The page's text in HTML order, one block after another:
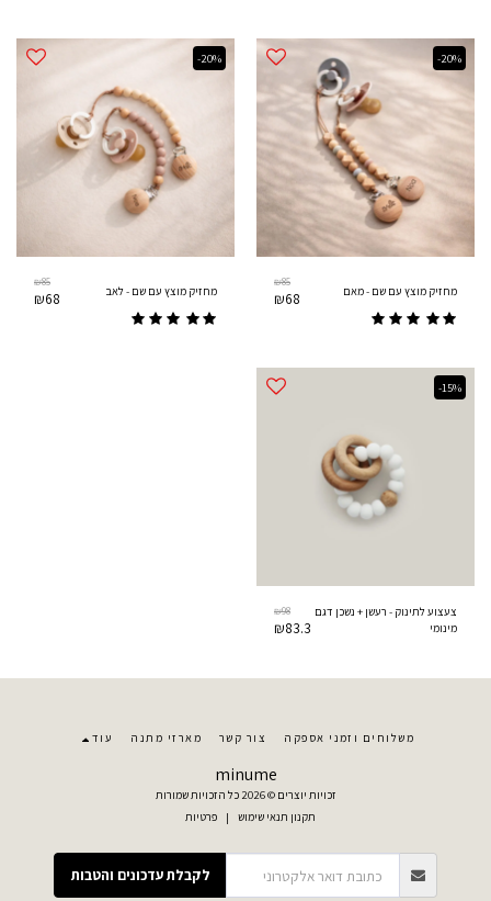
-20%
מחזיק מוצץ עם שם - מאם
₪85
₪68
-20%
מחזיק מוצץ עם שם - לאב
₪85
₪68
-15%
צעצוע לתינוק - רעשן + נשכן דגם
מינומי
₪98
₪83.3
minume
זכויות יוצרים © 2026 כל הזכויות שמורות
תקנון תנאי שימוש |פרטיות
משלוחים וזמני אספקה צור קשר מארזי מתנה עוד
לקבלת עדכונים והטבות